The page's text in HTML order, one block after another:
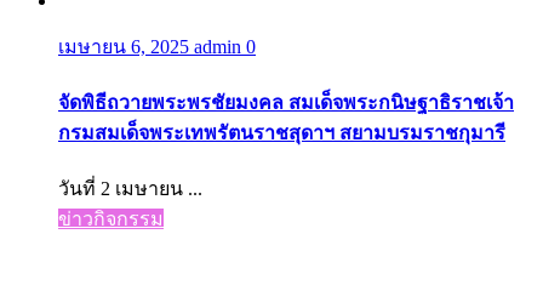
เมษายน 6, 2025 admin 0
จัดพิธีถวายพระพรชัยมงคล สมเด็จพระกนิษฐาธิราชเจ้า
กรมสมเด็จพระเทพรัตนราชสุดาฯ สยามบรมราชกุมารี
วันที่ 2 เมษายน ...
ข่าวกิจกรรม